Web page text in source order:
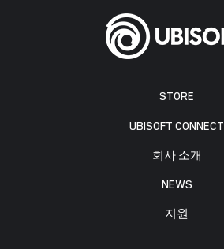
STORE
UBISOFT CONNECT
회사 소개
NEWS
지원